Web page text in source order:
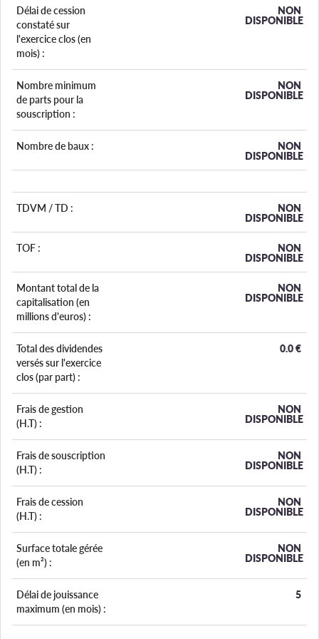
Délai de cession
constaté sur
l'exercice clos (en
mois) :
NON
DISPONIBLE
Nombre minimum
de parts pour la
souscription :
NON
DISPONIBLE
Nombre de baux :
NON
DISPONIBLE
TDVM / TD :
NON
DISPONIBLE
TOF :
NON
DISPONIBLE
Montant total de la
capitalisation (en
millions d'euros) :
NON
DISPONIBLE
Total des dividendes
versés sur l'exercice
clos (par part) :
0.0€
Frais de gestion
(H.T) :
NON
DISPONIBLE
Frais de souscription
(H.T) :
NON
DISPONIBLE
Frais de cession
(H.T) :
NON
DISPONIBLE
Surface totale gérée
(en m²) :
NON
DISPONIBLE
Délai de jouissance
maximum (en mois) :
5